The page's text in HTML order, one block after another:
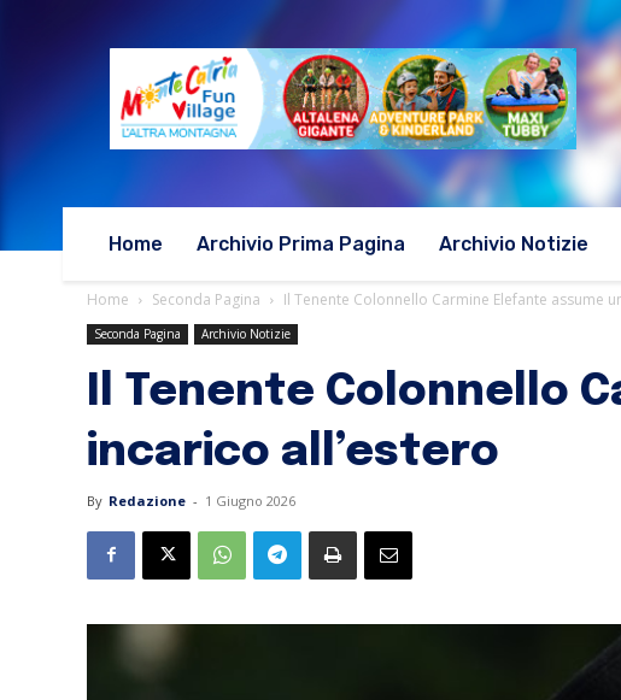
Home Archivio Prima Pagina Archivio Notizie
Home Seconda Pagina Il Tenente Colonnello Carmine Elefante assume
Seconda Pagina Archivio Notizie
Il Tenente Colonnello
incarico all’estero
By Redazione - 1 Giugno 2026